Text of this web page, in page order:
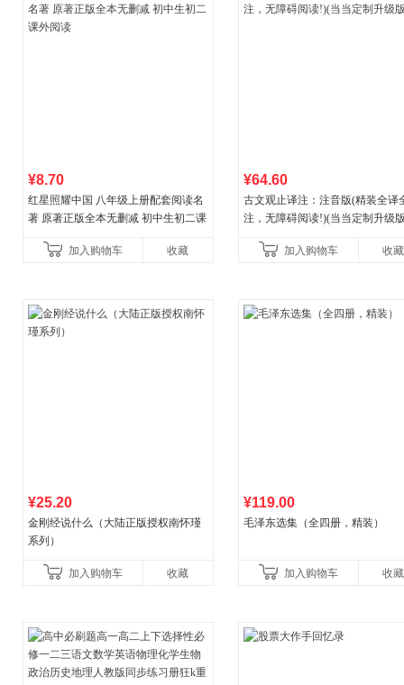
¥8.70
红星照耀中国 八年级上册配套阅读名
著 原著正版全本无删减 初中生初二课
加入购物车
收藏
¥64.60
古文观止译注：注音版(精装全译
注，无障碍阅读!)(当当定制升级
加入购物车 收藏
¥25.20
金刚经说什么（大陆正版授权南怀瑾
系列）
加入购物车 收藏
¥119.00
毛泽东选集（全四册，精装）
加入购物车 收藏